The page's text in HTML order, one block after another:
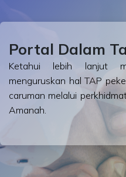
Portal Dalam
Ketahui lebih lanjut
menguruskan hal TAP
caruman melalui
Amanah.